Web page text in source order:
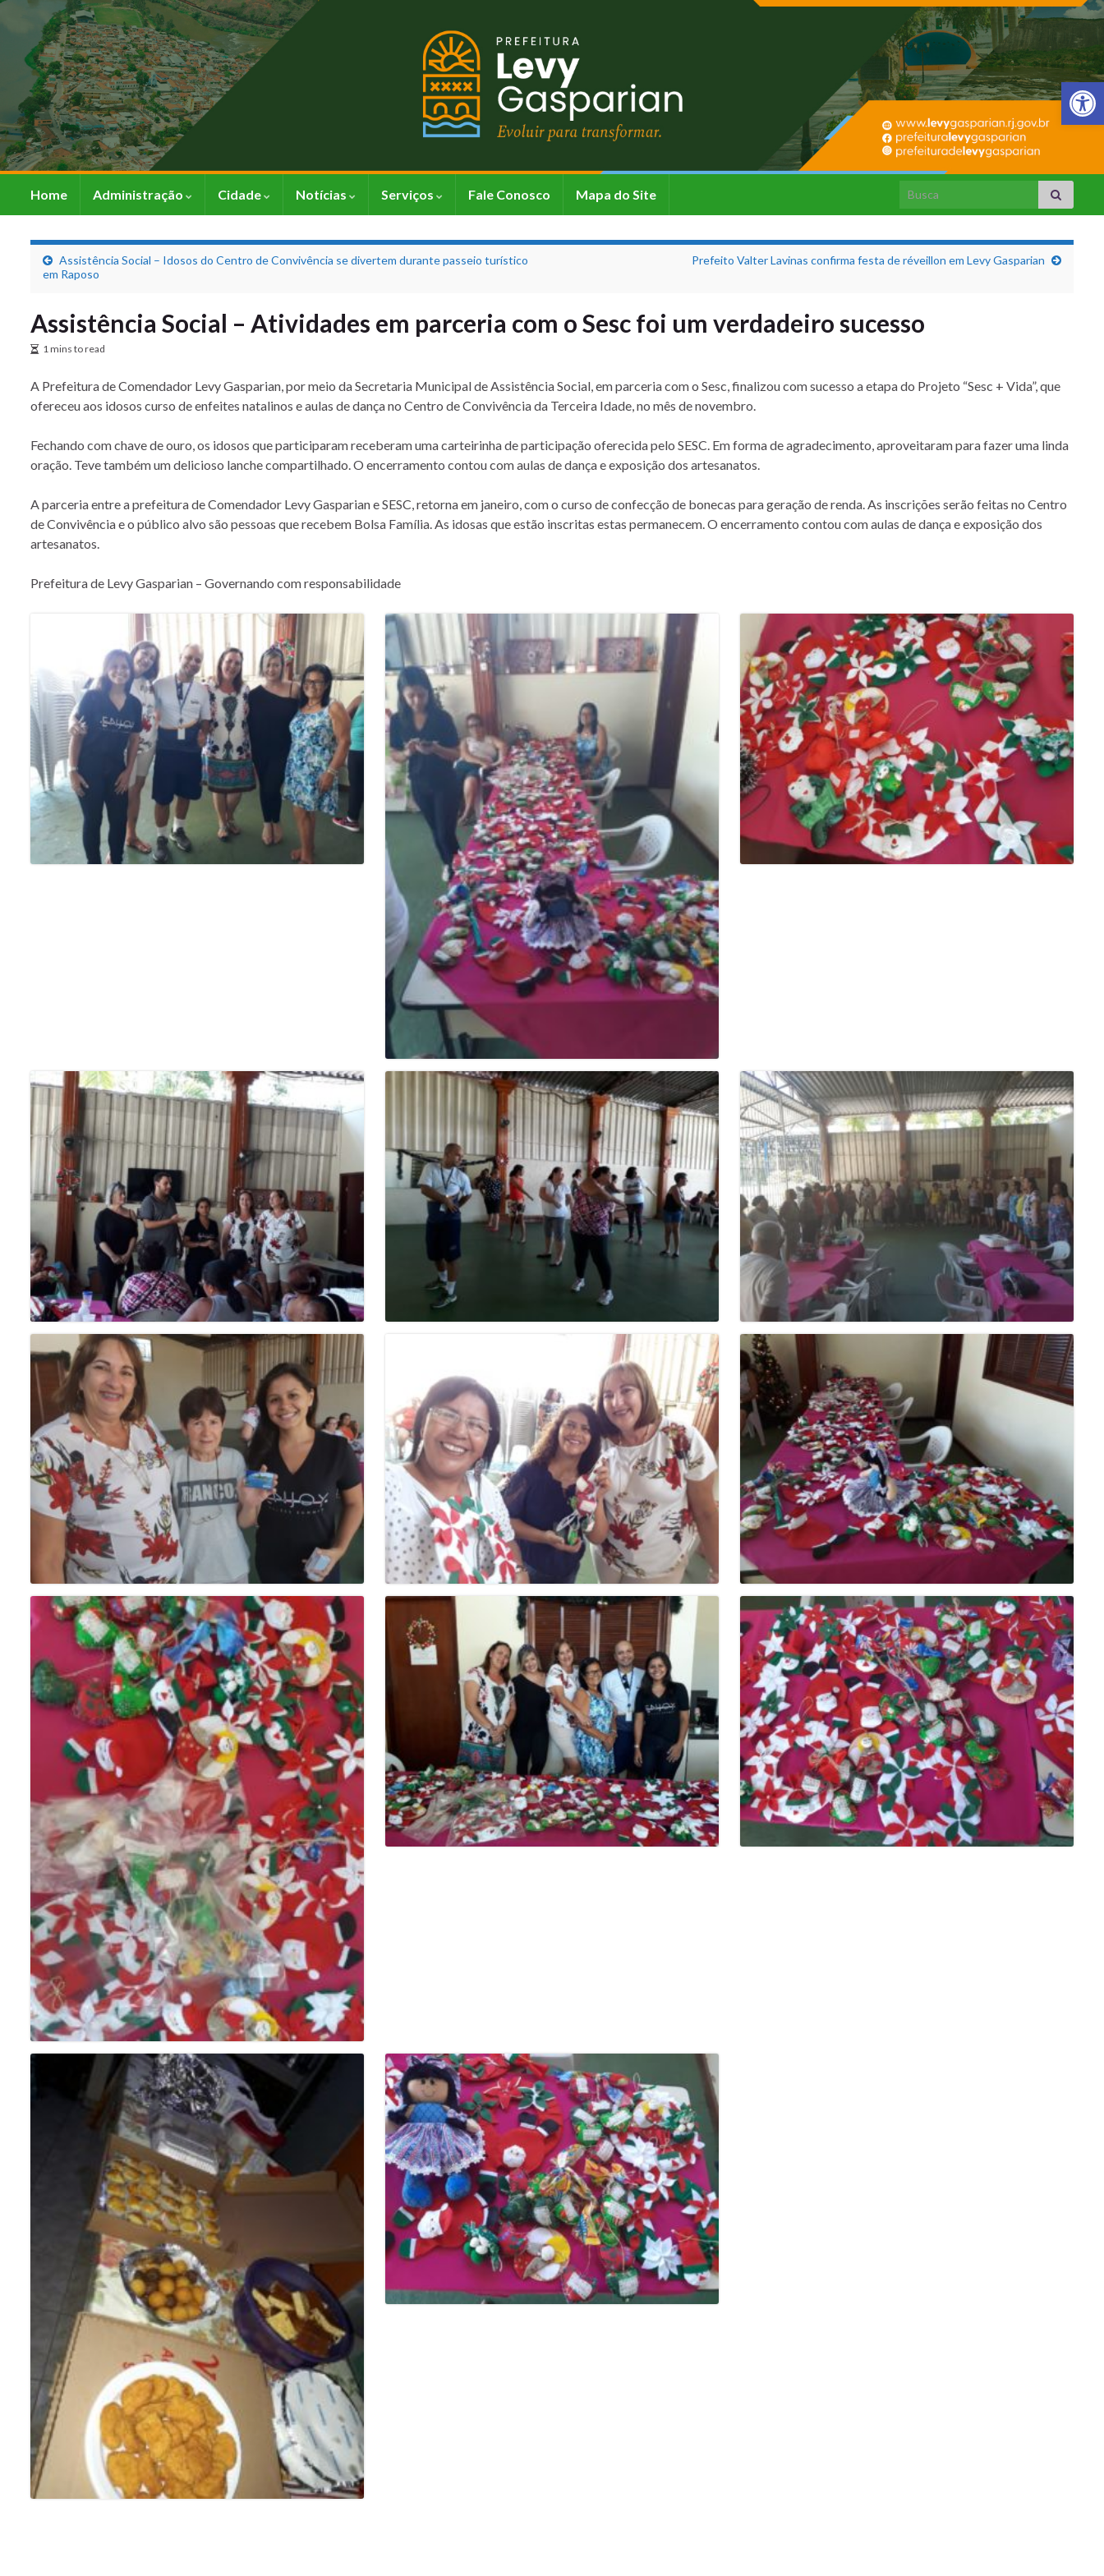
Barra de
Home Administração Cidade Notícias Serviços Fale Conosco Mapa do Site Search for:
Assistência Social – Idosos do Centro de Convivência se divertem durante passeio turístico
em Raposo
Prefeito Valter Lavinas confirma festa de réveillon em Levy Gasparian
Assistência Social – Atividades em parceria com o Sesc foi um verdadeiro sucesso
1 mins to read
A Prefeitura de Comendador Levy Gasparian, por meio da Secretaria Municipal de Assistência Social, em parceria com o Sesc, finalizou com sucesso a etapa do Projeto “Sesc + Vida”, que
ofereceu aos idosos curso de enfeites natalinos e aulas de dança no Centro de Convivência da Terceira Idade, no mês de novembro.
Fechando com chave de ouro, os idosos que participaram receberam uma carteirinha de participação oferecida pelo SESC. Em forma de agradecimento, aproveitaram para fazer uma linda
oração. Teve também um delicioso lanche compartilhado. O encerramento contou com aulas de dança e exposição dos artesanatos.
A parceria entre a prefeitura de Comendador Levy Gasparian e SESC, retorna em janeiro, com o curso de confecção de bonecas para geração de renda. As inscrições serão feitas no Centro
de Convivência e o público alvo são pessoas que recebem Bolsa Família. As idosas que estão inscritas estas permanecem. O encerramento contou com aulas de dança e exposição dos
artesanatos.
Prefeitura de Levy Gasparian – Governando com responsabilidade